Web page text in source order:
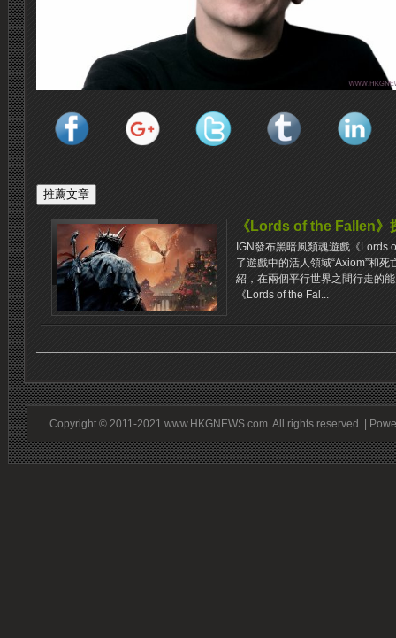
《Lords of the Fallen》
IGN發布黑暗風類魂遊戲《Lords
了遊戲中的活人領域“Axiom”和
紹，在兩個平行世界之間行走的
《Lords of the Fal...
Copyright © 2011-2021 www.HKGNEWS.com. All rights reserved. |